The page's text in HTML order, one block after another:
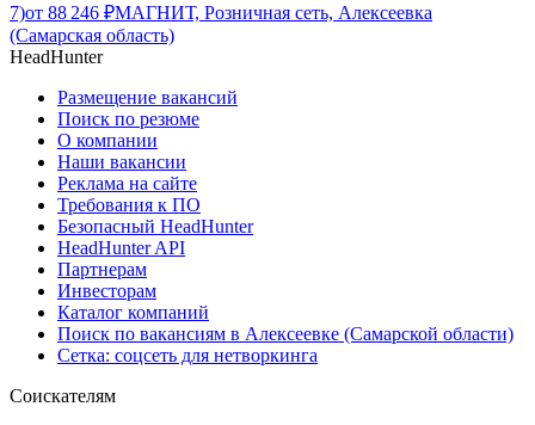
7)от 88 246 ₽МАГНИТ, Розничная сеть, Алексеевка
(Самарская область)
HeadHunter
Размещение вакансий
Поиск по резюме
О компании
Наши вакансии
Реклама на сайте
Требования к ПО
Безопасный HeadHunter
HeadHunter API
Партнерам
Инвесторам
Каталог компаний
Поиск по вакансиям в Алексеевке (Самарской области)
Сетка: соцсеть для нетворкинга
Соискателям